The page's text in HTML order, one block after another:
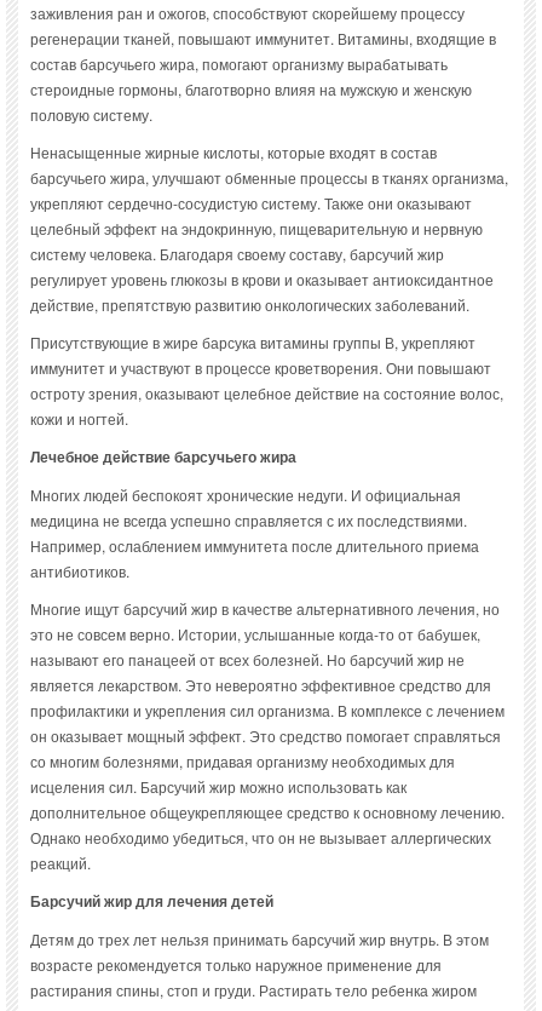
заживления ран и ожогов, способствуют скорейшему процессу
регенерации тканей, повышают иммунитет. Витамины, входящие в
состав барсучьего жира, помогают организму вырабатывать
стероидные гормоны, благотворно влияя на мужскую и женскую
половую систему.
Ненасыщенные жирные кислоты, которые входят в состав
барсучьего жира, улучшают обменные процессы в тканях организма,
укрепляют сердечно-сосудистую систему. Также они оказывают
целебный эффект на эндокринную, пищеварительную и нервную
систему человека. Благодаря своему составу, барсучий жир
регулирует уровень глюкозы в крови и оказывает антиоксидантное
действие, препятствую развитию онкологических заболеваний.
Присутствующие в жире барсука витамины группы В, укрепляют
иммунитет и участвуют в процессе кроветворения. Они повышают
остроту зрения, оказывают целебное действие на состояние волос,
кожи и ногтей.
Лечебное действие барсучьего жира
Многих людей беспокоят хронические недуги. И официальная
медицина не всегда успешно справляется с их последствиями.
Например, ослаблением иммунитета после длительного приема
антибиотиков.
Многие ищут барсучий жир в качестве альтернативного лечения, но
это не совсем верно. Истории, услышанные когда-то от бабушек,
называют его панацеей от всех болезней. Но барсучий жир не
является лекарством. Это невероятно эффективное средство для
профилактики и укрепления сил организма. В комплексе с лечением
он оказывает мощный эффект. Это средство помогает справляться
со многим болезнями, придавая организму необходимых для
исцеления сил. Барсучий жир можно использовать как
дополнительное общеукрепляющее средство к основному лечению.
Однако необходимо убедиться, что он не вызывает аллергических
реакций.
Барсучий жир для лечения детей
Детям до трех лет нельзя принимать барсучий жир внутрь. В этом
возрасте рекомендуется только наружное применение для
растирания спины, стоп и груди. Растирать тело ребенка жиром